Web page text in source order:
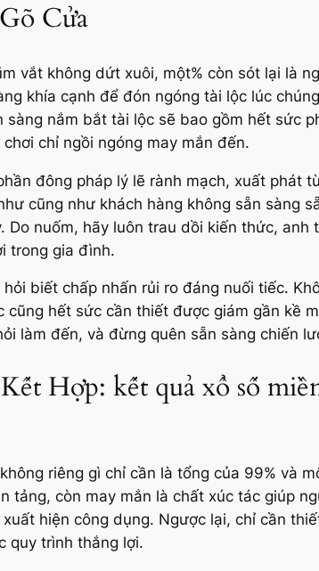
Cửa
vắt không dứt xuôi, một% còn sót lại là
khía cạnh để đón ngóng tài lộc lúc
nắm bắt tài lộc sẽ bao gồm hết sức
chỉ ngồi ngóng may mắn đến.
đông pháp lý lẽ rành mạch, xuất phát
cũng như khách hàng không sẵn sàng
nuốm, hãy luôn trau dồi kiến thức,
trong gia đình.
biết chấp nhấn rủi ro đáng nuối tiếc.
hết sức cần thiết được giám gần kề
làm đến, và đừng quên sẵn sàng chiến
Hợp: kết quả xổ số
riêng gì chỉ cần là tổng của 99% và
tảng, còn may mắn là chất xúc tác giúp
hiện công dụng. Ngược lại, chỉ cần
quy trình thắng lợi.